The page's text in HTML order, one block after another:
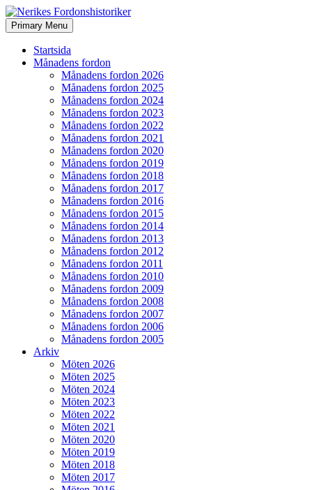
Nerikes Fordonshistoriker
Search
Primary Menu Skip
to
Startsida
Månadens fordon
Månadens fordon 2026
Månadens fordon 2025
Månadens fordon 2024
Månadens fordon 2023
Månadens fordon 2022
Månadens fordon 2021
Månadens fordon 2020
Månadens fordon 2019
Månadens fordon 2018
Månadens fordon 2017
Månadens fordon 2016
Månadens fordon 2015
Månadens fordon 2014
Månadens fordon 2013
Månadens fordon 2012
Månadens fordon 2011
Månadens fordon 2010
Månadens fordon 2009
Månadens fordon 2008
Månadens fordon 2007
Månadens fordon 2006
Månadens fordon 2005
Arkiv
Möten 2026
Möten 2025
Möten 2024
Möten 2023
Möten 2022
Möten 2021
Möten 2020
Möten 2019
Möten 2018
Möten 2017